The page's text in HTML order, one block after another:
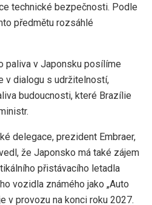
technické bezpečnosti. Podle
předmětu rozsáhlé
paliva v Japonsku posílíme
v dialogu s udržitelností,
budoucnosti, které Brazílie
delegace, prezident Embraer,
že Japonsko má také zájem
přistávacího letadla
vozidla známého jako „Auto
v provozu na konci roku 2027.